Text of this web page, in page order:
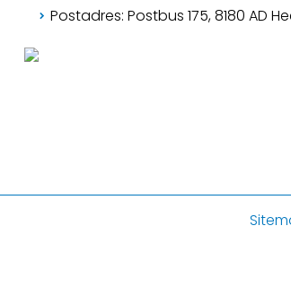
Postadres: Postbus 175, 8180 AD